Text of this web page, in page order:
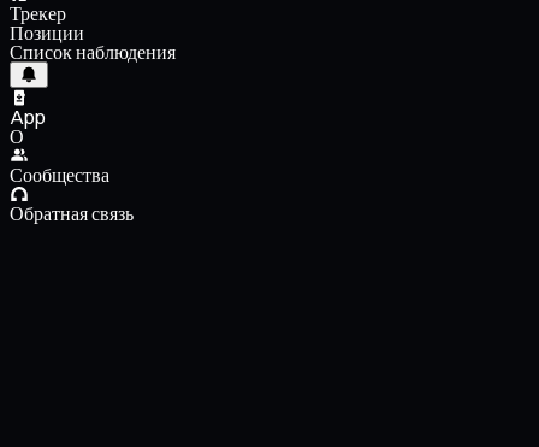
Трекер
Позиции
Список наблюдения
App
О
Сообщества
Обратная связь